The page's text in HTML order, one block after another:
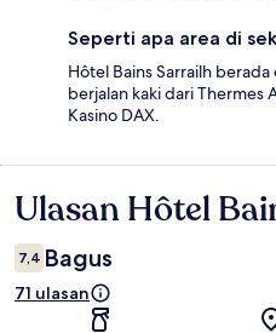
Seperti apa area di
Hôtel Bains Sarrailh
berjalan kaki dari Thermes
Kasino DAX.
Ulasan
Ulasan Hôtel
7,4 Bagus
71 ulasan